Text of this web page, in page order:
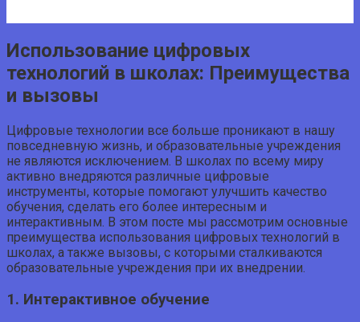
Использование цифровых
технологий в школах: Преимущества
и вызовы
Цифровые технологии все больше проникают в нашу
повседневную жизнь, и образовательные учреждения
не являются исключением. В школах по всему миру
активно внедряются различные цифровые
инструменты, которые помогают улучшить качество
обучения, сделать его более интересным и
интерактивным. В этом посте мы рассмотрим основные
преимущества использования цифровых технологий в
школах, а также вызовы, с которыми сталкиваются
образовательные учреждения при их внедрении.
1. Интерактивное обучение